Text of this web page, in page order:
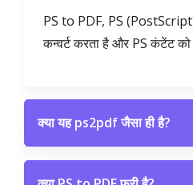
PS to PDF, PS
कन्वर्ट करता है और PS कंटेंट
क्या यह ps2pdf जैसा ही है?